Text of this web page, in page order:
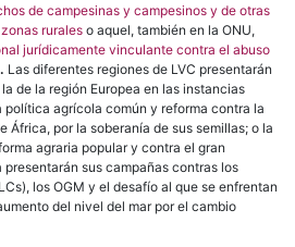
de campesinas y campesinos y de otras
rurales o aquel, también en la ONU,
jurídicamente vinculante contra el abuso
. Las diferentes regiones de LVC presentarán
de la región Europea en las instancias
agrícola común y reforma contra la
África, por la soberanía de sus semillas; o la
agraria popular y contra el gran
sus campañas contras los
los OGM y el desafío al que se enfrentan
del nivel del mar por el cambio